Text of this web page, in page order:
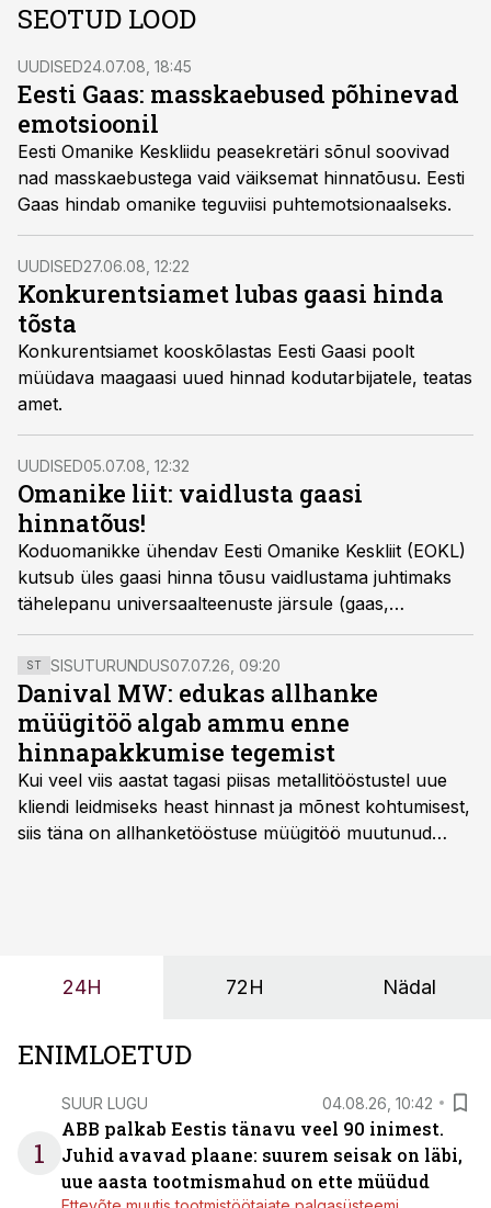
SEOTUD LOOD
UUDISED24.07.08, 18:45
Eesti Gaas: masskaebused põhinevad
emotsioonil
Eesti Omanike Keskliidu peasekretäri sõnul soovivad
nad masskaebustega vaid väiksemat hinnatõusu. Eesti
Gaas hindab omanike teguviisi puhtemotsionaalseks.
UUDISED27.06.08, 12:22
Konkurentsiamet lubas gaasi hinda
tõsta
Konkurentsiamet kooskõlastas Eesti Gaasi poolt
müüdava maagaasi uued hinnad kodutarbijatele, teatas
amet.
UUDISED05.07.08, 12:32
Omanike liit: vaidlusta gaasi
hinnatõus!
Koduomanikke ühendav Eesti Omanike Keskliit (EOKL)
kutsub üles gaasi hinna tõusu vaidlustama juhtimaks
tähelepanu universaalteenuste järsule (gaas,
jäätmevedu, küte, elekter) hinnatõusule ning Gazpromi
tegevusele Eesti gaasiturul nii gaasitarnijana kui ka
Eesti Gaasi suuromanikuna.
ST SISUTURUNDUS07.07.26, 09:20
Danival MW: edukas allhanke
müügitöö algab ammu enne
hinnapakkumise tegemist
Kui veel viis aastat tagasi piisas metallitööstustel uue
kliendi leidmiseks heast hinnast ja mõnest kohtumisest,
siis täna on allhanketööstuse müügitöö muutunud
24H 72H Nädal
ENIMLOETUD
1
SUUR LUGU 04.08.26, 10:42
ABB palkab Eestis tänavu veel 90 inimest.
Juhid avavad plaane: suurem seisak on läbi,
uue aasta tootmismahud on ette müüdud